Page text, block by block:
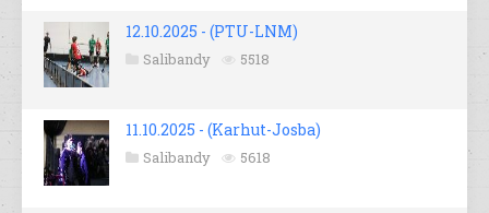
12.10.2025 - (PTU-LNM)
Salibandy 5518
11.10.2025 - (Karhut-Josba)
Salibandy 5618